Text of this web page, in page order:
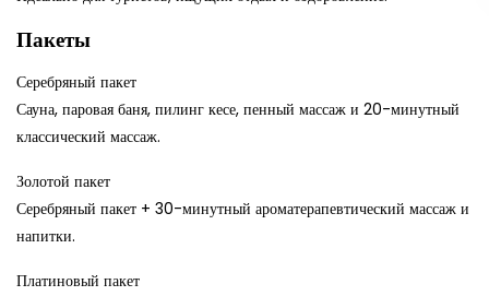
Пакеты
Серебряный пакет
Сауна, паровая баня, пилинг кесе, пенный массаж и 20-минутный
классический массаж.
Золотой пакет
Серебряный пакет + 30-минутный ароматерапевтический массаж и
напитки.
Платиновый пакет